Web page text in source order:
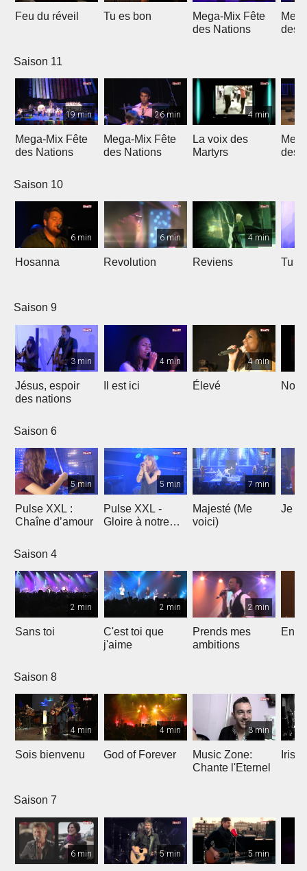
Feu du réveil Tu es bon
Mega-Mix Fête
des Nations
des
Saison 11
19 min
Mega-Mix Fête
des Nations
26 min
Mega-Mix Fête
des Nations
4 min
La voix des
Martyrs
des
Saison 10
6 min
Hosanna
6 min
Revolution
4 min
Reviens Tu
Saison 9
3 min
Jésus, espoir
des nations
4 min
Il est ici
4 min
Élevé
Saison 6
5 min
Pulse XXL :
Chaîne d’amour
5 min
Pulse XXL -
Gloire à notre
7 min
Majesté (Me
voici)
Je te
Saison 4
2 min
Sans toi
2 min
C'est toi que
j'aime
2 min
Prends mes
ambitions
Saison 8
4 min
Sois bienvenu
4 min
God of Forever
3 min
Music Zone:
Chante l'Eternel
Irish
Saison 7
6 min 5 min 5 min